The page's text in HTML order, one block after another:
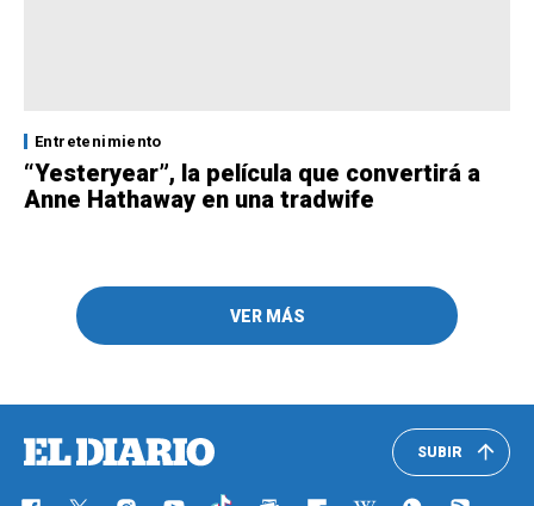
Entretenimiento
“Yesteryear”, la película que convertirá a
Anne Hathaway en una tradwife
VER MÁS
SUBIR